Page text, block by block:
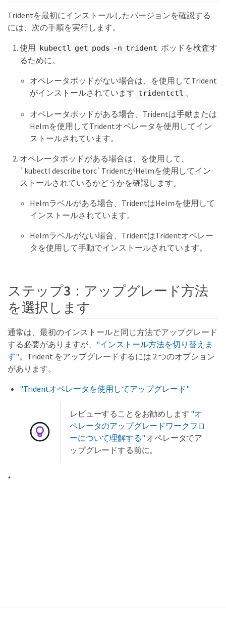
Tridentを最初にインストールしたバージョンを確認する
には、次の手順を実行します。
使用 kubectl get pods -n trident ポッドを検査す
るために。
オペレータポッドがない場合は、を使用してTrident
がインストールされています tridentctl 。
オペレータポッドがある場合、Tridentは手動または
Helmを使用してTridentオペレータを使用してイン
ストールされています。
オペレータポッドがある場合は、を使用して、
`kubectl describe torc`TridentがHelmを使用してイン
ストールされているかどうかを確認します。
Helmラベルがある場合、TridentはHelmを使用して
インストールされています。
Helmラベルがない場合、TridentはTridentオペレー
タを使用して手動でインストールされています。
ステップ3：アップグレード方法
を選択します
通常は、最初のインストールと同じ方法でアップグレード
する必要がありますが、 "インストール方法を切り替えま
す"。Trident をアップグレードするには 2 つのオプション
があります。
"Tridentオペレータを使用してアップグレード"
レビューすることをお勧めします "オ
ペレータのアップグレードワークフロ
ーについて理解する" オペレータでア
ップグレードする前に。
*